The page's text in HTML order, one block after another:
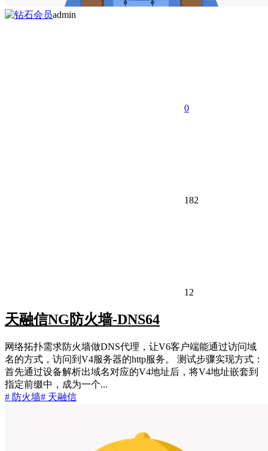
admin
0
182
12
天融信NG防火墙-DNS64
网络拓扑需求防火墙做DNS代理，让V6客户端能通过访问域
名的方式，访问到V4服务器的http服务。 测试步骤实现方式：
首先通过设备解析出域名对应的V4地址后，将V4地址嵌套到
指定前缀中，成为一个...
# 防火墙# 天融信